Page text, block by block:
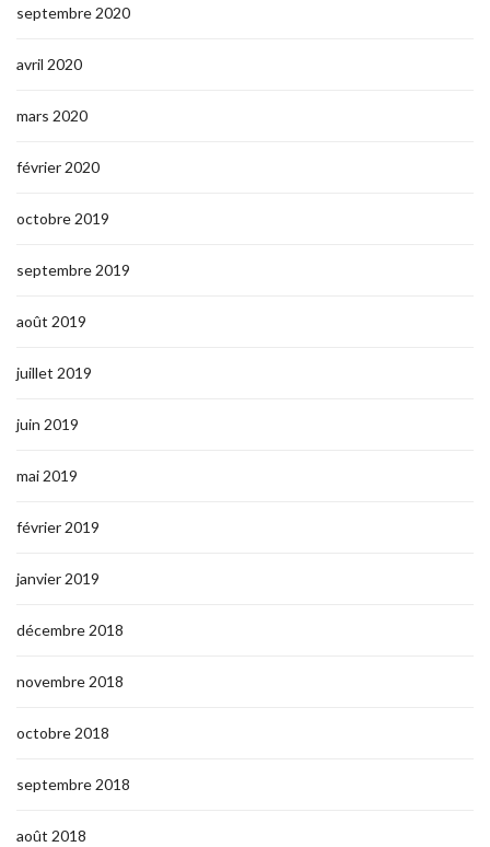
septembre 2020
avril 2020
mars 2020
février 2020
octobre 2019
septembre 2019
août 2019
juillet 2019
juin 2019
mai 2019
février 2019
janvier 2019
décembre 2018
novembre 2018
octobre 2018
septembre 2018
août 2018